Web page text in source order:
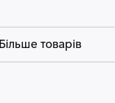
Більше товарів